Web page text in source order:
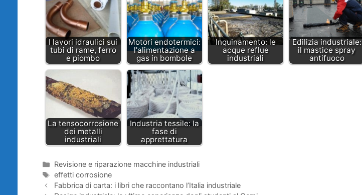
I lavori idraulici sui
tubi di rame, ferro
e piombo
Motori endotermici:
l'alimentazione a
gas in bombole
Inquinamento: le
acque reflue
industriali
Edilizia industriale:
il mastice spray
antifuoco
La tensocorrosione
dei metalli
industriali
Industria tessile: la
fase di
apprettatura
Categorie
Revisione e riparazione macchine industriali
Tag
effetti corrosione
Fabbrica di carta: i libri che raccontano l’Italia industriale